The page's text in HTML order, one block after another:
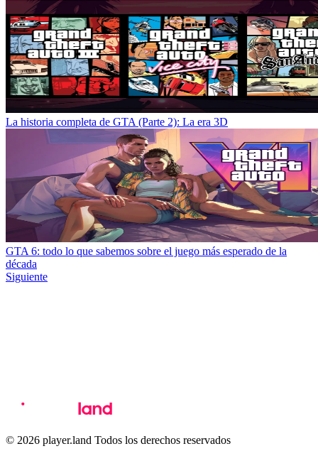
La historia completa de GTA (Parte 2): La era 3D
GTA 6: todo lo que sabemos sobre el juego más esperado de la
década
Siguiente
© 2026 player.land Todos los derechos reservados